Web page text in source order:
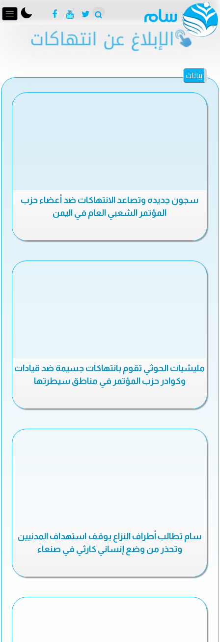
بيانات
سجون جديده وتصاعد الانتهاكات ضد أعضاء حزب
المؤتمر الشعبي العام في اليمن
مليشيات الحوثي تقوم بانتهاكات جسيمة ضد قيادات
وكوادر حزب المؤتمر في مناطق سيطرتها
سام تطالب أطراف النزاع بوقف استهداف المدنيين
وتحذر من وضع إنساني كارثي في صنعاء